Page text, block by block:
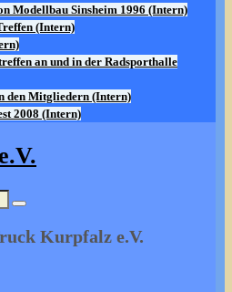
Modellbau Sinsheim 1996 (Intern)
(Intern)
an und in der Radsporthalle
den Mitgliedern (Intern)
2008 (Intern)
Kurpfalz e.V.